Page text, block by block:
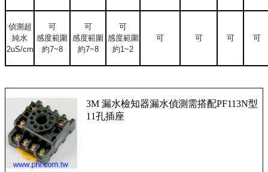
偵測超
純水
2uS/cm
可
感度範圍
約7~8
可
感度範圍
約7~8
可
感度範圍
約1~2
可 可 可 可
3M 漏水檢知器漏水偵測需搭配PF113N型
11孔插座